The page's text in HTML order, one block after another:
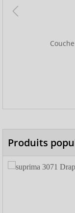
Produits